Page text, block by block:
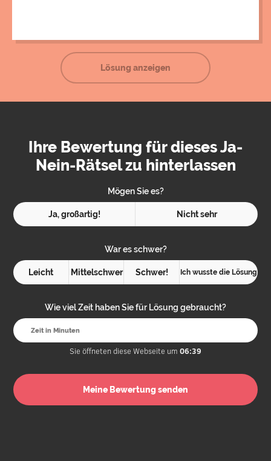
Lösung anzeigen
Ihre Bewertung für dieses Ja-
Nein-Rätsel zu hinterlassen
Mögen Sie es?
Ja, großartig! Nicht sehr
War es schwer?
Leicht Mittelschwer Schwer! Ich wusste die Lösung
Wie viel Zeit haben Sie für Lösung gebraucht?
Sie öffneten diese Webseite um 06:39